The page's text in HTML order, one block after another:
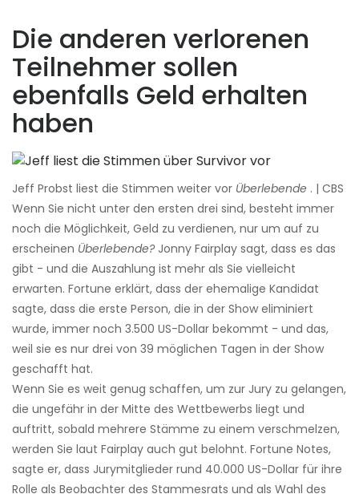
Die anderen verlorenen
Teilnehmer sollen
ebenfalls Geld erhalten
haben
Jeff Probst liest die Stimmen weiter vor Überlebende . | CBS
Wenn Sie nicht unter den ersten drei sind, besteht immer
noch die Möglichkeit, Geld zu verdienen, nur um auf zu
erscheinen Überlebende?Jonny Fairplay sagt, dass es das
gibt - und die Auszahlung ist mehr als Sie vielleicht
erwarten. Fortune erklärt, dass der ehemalige Kandidat
sagte, dass die erste Person, die in der Show eliminiert
wurde, immer noch 3.500 US-Dollar bekommt - und das,
weil sie es nur drei von 39 möglichen Tagen in der Show
geschafft hat.
Wenn Sie es weit genug schaffen, um zur Jury zu gelangen,
die ungefähr in der Mitte des Wettbewerbs liegt und
auftritt, sobald mehrere Stämme zu einem verschmelzen,
werden Sie laut Fairplay auch gut belohnt. Fortune Notes,
sagte er, dass Jurymitglieder rund 40.000 US-Dollar für ihre
Rolle als Beobachter des Stammesrats und als Wahl des